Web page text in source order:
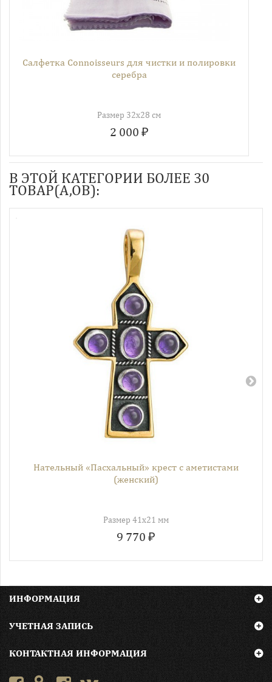
Салфетка Connoisseurs для чистки и полировки
серебра
Размер 32х28 см
2 000 ₽
В ЭТОЙ КАТЕГОРИИ БОЛЕЕ 30
ТОВАР(А,ОВ):
Нательный «Пасхальный» крест с аметистами
(женский)
Размер 41х21 мм
9 770 ₽
ИНФОРМАЦИЯ
УЧЕТНАЯ ЗАПИСЬ
КОНТАКТНАЯ ИНФОРМАЦИЯ